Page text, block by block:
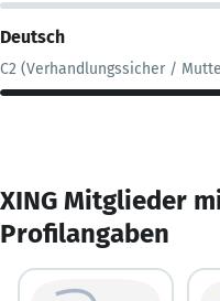
Deutsch
C2 (Verhandlungssicher /
XING Mitglieder
Profilangaben